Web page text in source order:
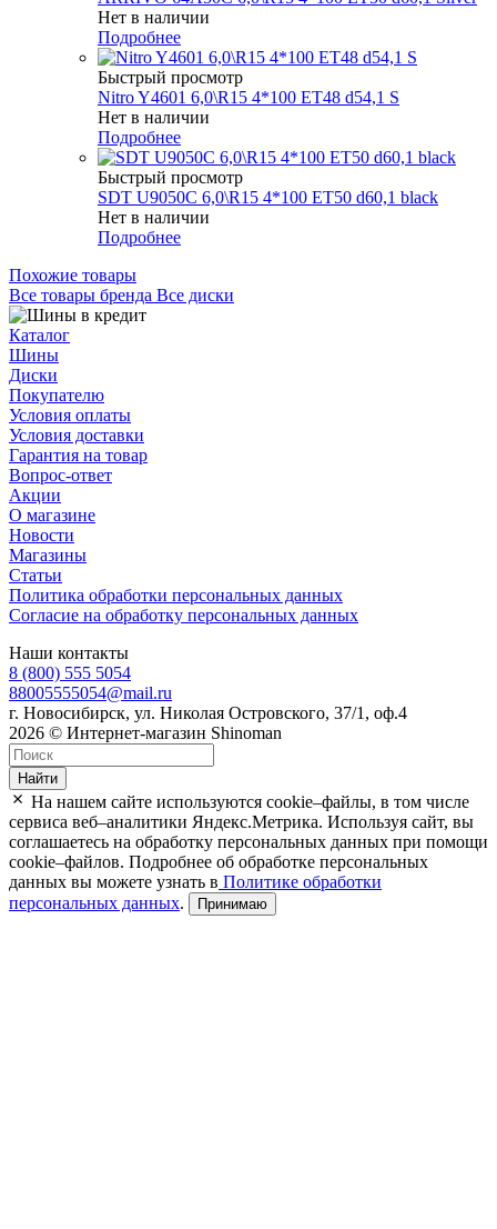
Нет в наличии
Подробнее
Быстрый просмотр
Nitro Y4601 6,0\R15 4*100 ET48 d54,1 S
Нет в наличии
Подробнее
Быстрый просмотр
SDT U9050C 6,0\R15 4*100 ET50 d60,1 black
Нет в наличии
Подробнее
Похожие товары
Все товары бренда Все диски
Каталог
Шины
Диски
Покупателю
Условия оплаты
Условия доставки
Гарантия на товар
Вопрос-ответ
Акции
О магазине
Новости
Магазины
Статьи
Политика обработки персональных данных
Согласие на обработку персональных данных
Наши контакты
8 (800) 555 5054
88005555054@mail.ru
г. Новосибирск, ул. Николая Островского, 37/1, оф.4
2026 © Интернет-магазин Shinoman
Найти
На нашем сайте используются cookie–файлы, в том числе
сервиса веб–аналитики Яндекс.Метрика. Используя сайт, вы
соглашаетесь на обработку персональных данных при помощи
cookie–файлов. Подробнее об обработке персональных
данных вы можете узнать в Политике обработки
персональных данных. Принимаю